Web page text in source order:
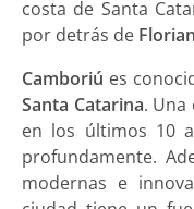
costa de Santa
por detrás de
Camboriú es
Santa Catarina.
en los últimos 10
profundamente.
modernas e